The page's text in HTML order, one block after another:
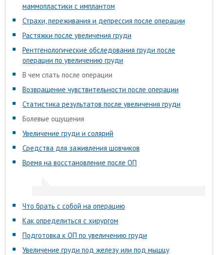
маммопластики с имплантом
Страхи, переживания и депрессия после операции
Растяжки после увеличения груди
Рентгенологические обследования груди после
операции по увеличению груди
В чем спать после операции
Возвращение чувствительности после операции
Статистика результатов после увеличения груди
Болевые ощущения
Увеличение груди и солярий
Средства для заживления шовчиков
Время на восстановление после ОП
Что брать с собой на операцию
Как определиться с хирургом
Подготовка к ОП по увеличению груди
Увеличение груди под железу или под мышцу